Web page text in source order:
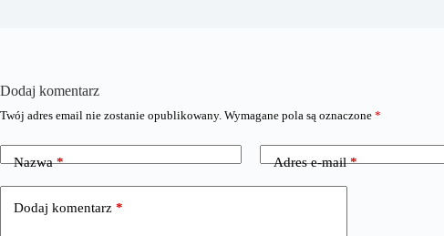
Dodaj komentarz
Twój adres email nie zostanie opublikowany. Wymagane pola są oznaczone *
Nazwa* Adres e-mail*
Dodaj komentarz *